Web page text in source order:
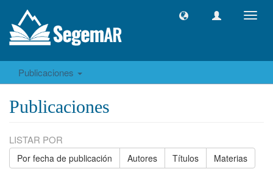
Publicaciones
Publicaciones
LISTAR POR
Por fecha de publicación Autores Títulos Materias